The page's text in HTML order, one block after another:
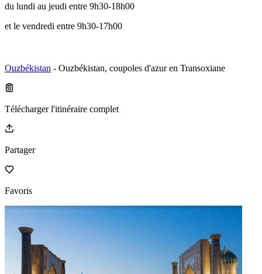
du lundi au jeudi entre 9h30-18h00
et le vendredi entre 9h30-17h00
Ouzbékistan - Ouzbékistan, coupoles d'azur en Transoxiane
Télécharger l'itinéraire complet
Partager
Favoris